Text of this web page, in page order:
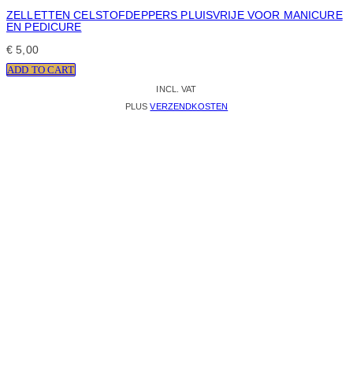
ZELLETTEN CELSTOFDEPPERS PLUISVRIJE VOOR MANICURE
EN PEDICURE
€ 5,00
ADD TO CART
INCL. VAT
PLUSVERZENDKOSTEN